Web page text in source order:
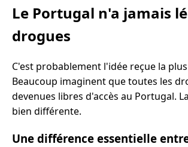
Le Portugal n'a jamais
drogues
C'est probablement l'idée reçue la
Beaucoup imaginent que toutes les
devenues libres d'accès au Portugal.
bien différente.
Une différence essentielle